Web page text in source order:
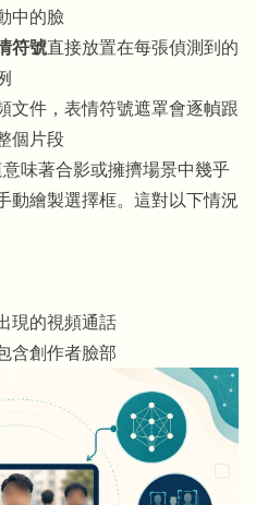
中的臉
符號直接放置在每張偵測到的
文件，表情符號遮罩會逐幀跟
個片段
味著合影或擁擠場景中幾乎
動繪製選擇框。這對以下情況
現的視頻通話
含創作者臉部